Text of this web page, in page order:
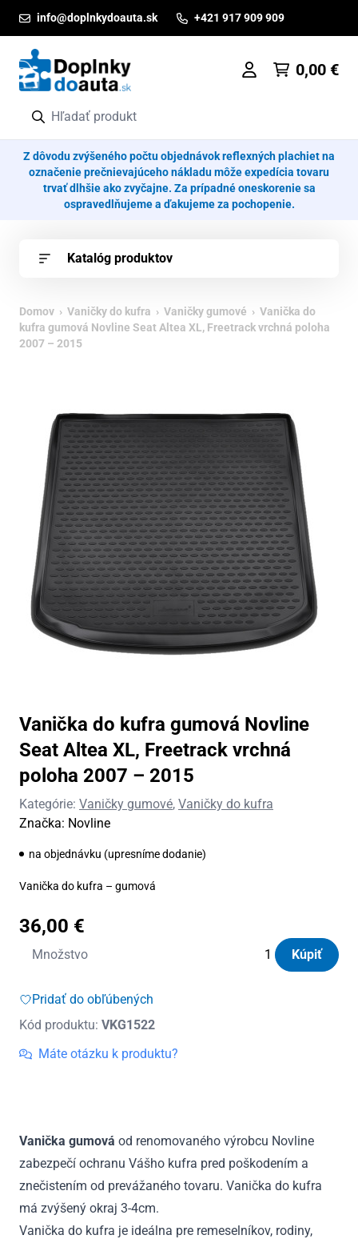
info@doplnkydoauta.sk +421 917 909 909
0,00 €
Z dôvodu zvýšeného počtu objednávok reflexných plachiet na
označenie prečnievajúceho nákladu môže expedícia tovaru
trvať dlhšie ako zvyčajne. Za prípadné oneskorenie sa
ospravedlňujeme a ďakujeme za pochopenie.
Katalóg produktov
Domov › Vaničky do kufra › Vaničky gumové › Vanička do
kufra gumová Novline Seat Altea XL, Freetrack vrchná poloha
2007 – 2015
Vanička do kufra gumová Novline
Seat Altea XL, Freetrack vrchná
poloha 2007 – 2015
Kategórie: Vaničky gumové, Vaničky do kufra
Značka: Novline
na objednávku (upresníme dodanie)
Vanička do kufra – gumová
36,00 €
Množstvo
množstvo
do
gumová
Novline
vrchná
poloha
2007
-
2015
Kúpiť
Pridať do obľúbených
Kód produktu: VKG1522
Máte otázku k produktu?
Vanička gumová od renomovaného výrobcu Novline
zabezpečí ochranu Vášho kufra pred poškodením a
znečistením od prevážaného tovaru. Vanička do kufra
má zvýšený okraj 3-4cm.
Vanička do kufra je ideálna pre remeselníkov, rodiny,